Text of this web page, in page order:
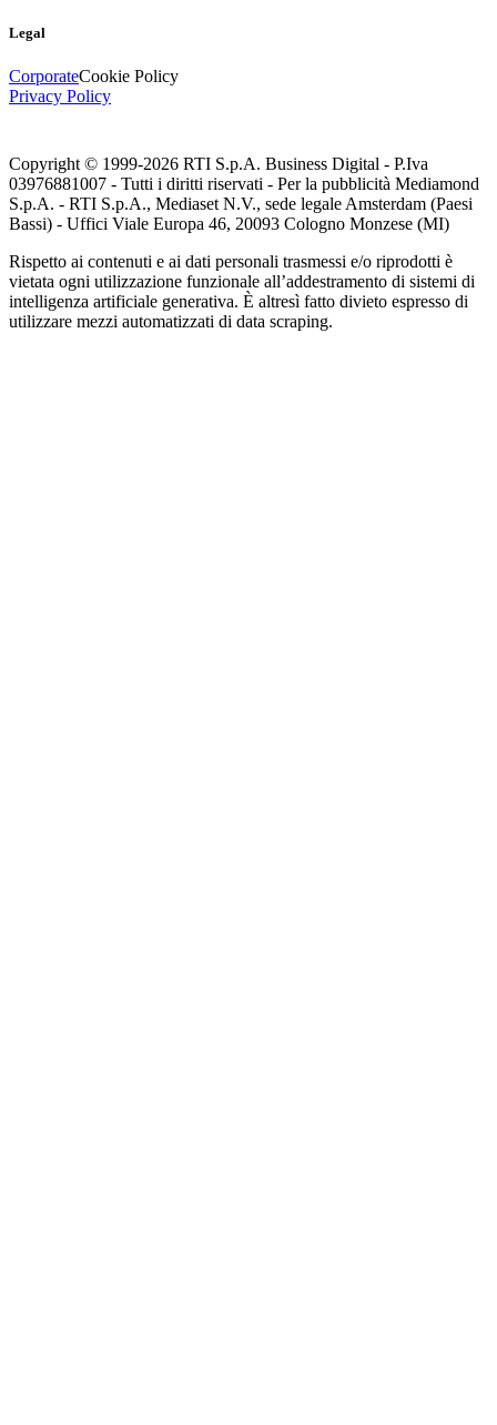
Legal
CorporateCookie Policy
Privacy Policy
Copyright © 1999-2026 RTI S.p.A. Business Digital - P.Iva
03976881007 - Tutti i diritti riservati - Per la pubblicità Mediamond
S.p.A. - RTI S.p.A., Mediaset N.V., sede legale Amsterdam (Paesi
Bassi) - Uffici Viale Europa 46, 20093 Cologno Monzese (MI)
Rispetto ai contenuti e ai dati personali trasmessi e/o riprodotti è
vietata ogni utilizzazione funzionale all’addestramento di sistemi di
intelligenza artificiale generativa. È altresì fatto divieto espresso di
utilizzare mezzi automatizzati di data scraping.